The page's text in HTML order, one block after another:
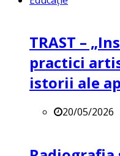
TRAST –
practici
istorii ale
20/05/2026